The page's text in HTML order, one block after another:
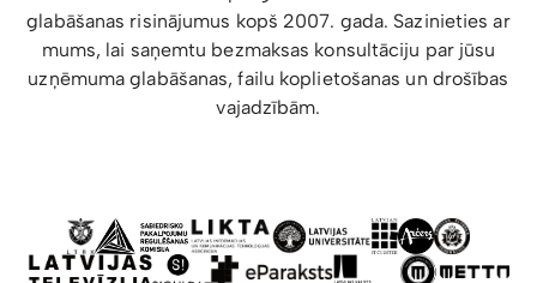
glabāšanas risinājumus kopš 2007. gada. Sazinieties ar
mums, lai saņemtu bezmaksas konsultāciju par jūsu
uzņēmuma glabāšanas, failu koplietošanas un drošības
vajadzībām.